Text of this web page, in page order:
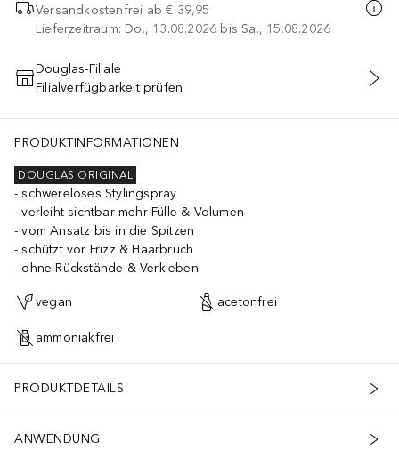
Versandkostenfrei ab € 39,95
Lieferzeitraum: Do., 13.08.2026 bis Sa., 15.08.2026
IN DEN WARENKORB
Douglas-Filiale
Filialverfügbarkeit prüfen
PRODUKTINFORMATIONEN
DOUGLAS ORIGINAL
schwereloses Stylingspray
verleiht sichtbar mehr Fülle & Volumen
vom Ansatz bis in die Spitzen
schützt vor Frizz & Haarbruch
ohne Rückstände & Verkleben
vegan acetonfrei
ammoniakfrei
PRODUKTDETAILS
ANWENDUNG